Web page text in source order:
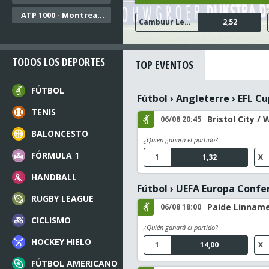
ATP 1000 - Montreal Dobles
1,04
Ajax 1,16
FC Twente 2,52
Cambuur Leeuwarden 1,48
N.E.C. Nijmegen 1,68
Go Ahead Eagles
TODOS LOS DEPORTES
FÚTBOL
TENIS
BALONCESTO
FÓRMULA 1
HANDBALL
RUGBY LEAGUE
CICLISMO
HOCKEY HIELO
FÚTBOL AMERICANO
TOP EVENTOS
Fútbol › Angleterre › EFL
06/08 20:45 Bristol City /
¿Quién ganará el partido?
1,32
1 X
Fútbol › UEFA Europa
06/08 18:00 Paide
¿Quién ganará el partido?
14,00
1 X